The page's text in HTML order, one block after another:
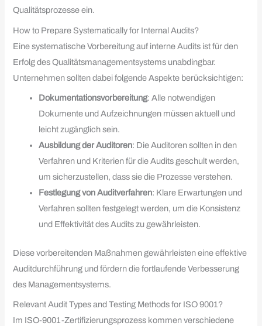
Qualitätsprozesse ein.
How to Prepare Systematically for Internal Audits?
Eine systematische Vorbereitung auf interne Audits ist für den
Erfolg des Qualitätsmanagementsystems unabdingbar.
Unternehmen sollten dabei folgende Aspekte berücksichtigen:
Dokumentationsvorbereitung: Alle notwendigen
Dokumente und Aufzeichnungen müssen aktuell und
leicht zugänglich sein.
Ausbildung der Auditoren: Die Auditoren sollten in den
Verfahren und Kriterien für die Audits geschult werden,
um sicherzustellen, dass sie die Prozesse verstehen.
Festlegung von Auditverfahren: Klare Erwartungen und
Verfahren sollten festgelegt werden, um die Konsistenz
und Effektivität des Audits zu gewährleisten.
Diese vorbereitenden Maßnahmen gewährleisten eine effektive
Auditdurchführung und fördern die fortlaufende Verbesserung
des Managementsystems.
Relevant Audit Types and Testing Methods for ISO 9001?
Im ISO-9001-Zertifizierungsprozess kommen verschiedene